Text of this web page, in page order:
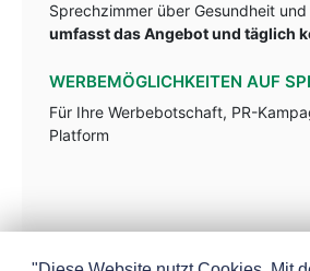
Sprechzimmer über Gesundheit
umfasst das Angebot und täglich
WERBEMÖGLICHKEITEN AUF
Für Ihre Werbebotschaft, PR-
Platform